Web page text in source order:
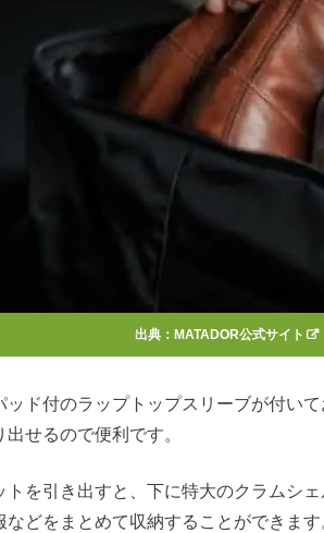
出典： MATADOR公式サイト
ド付のラップトップスリーブが付い
せるので便利です。
を引き出すと、下に特大のクラムシ
どをまとめて収納することができます